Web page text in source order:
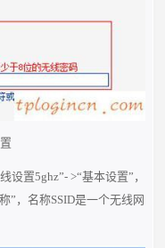
设置5ghz”- >“基本设置”，
”，名称SSID是一个无线网